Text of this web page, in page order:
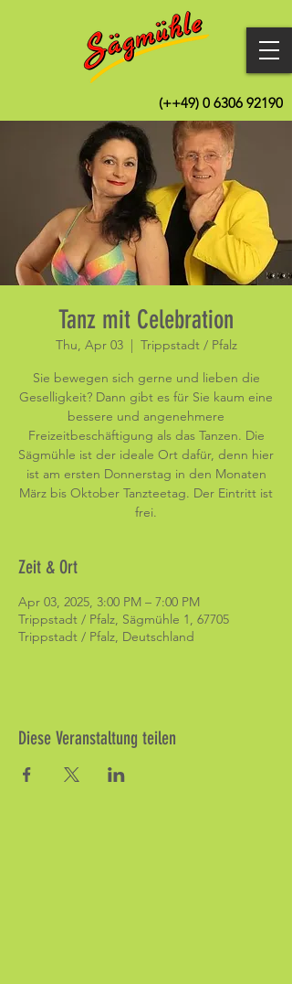
(++49) 0 6306 92190
Tanz mit Celebration
Thu, Apr 03
  |
Trippstadt / Pfalz
Sie bewegen sich gerne und lieben die
Geselligkeit? Dann gibt es für Sie kaum eine
bessere und angenehmere
Freizeitbeschäftigung als das Tanzen. Die
Sägmühle ist der ideale Ort dafür, denn hier
ist am ersten Donnerstag in den Monaten
März bis Oktober Tanzteetag. Der Eintritt ist
frei.
Zeit & Ort
Apr 03, 2025, 3:00 PM – 7:00 PM
Trippstadt / Pfalz, Sägmühle 1, 67705
Trippstadt / Pfalz, Deutschland
Diese Veranstaltung teilen